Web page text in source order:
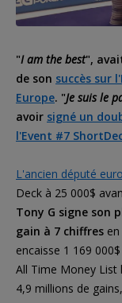
"I am the best",
de son succès sur
Europe. "Je suis le
avoir signé un
l'Event #7
L'ancien député
Deck à 25 000$
Tony G signe son
gain à 7 chiffres
encaisse 1 169
All Time Money List
4,9 millions de